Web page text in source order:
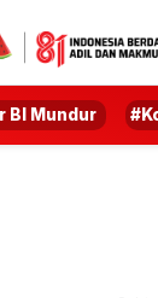
BI Mundur